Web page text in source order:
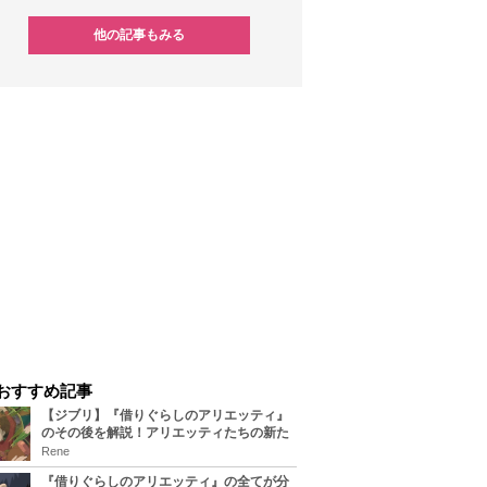
他の記事もみる
すすめ記事
【ジブリ】『借りぐらしのアリエッティ』
のその後を解説！アリエッティたちの新た
な住処は？翔の病気は治る？
Rene
『借りぐらしのアリエッティ』の全てが分